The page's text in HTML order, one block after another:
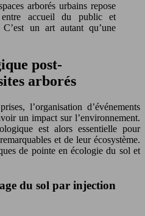
arborés urbains repose
accueil du public et
C’est un art autant qu’une
post-
arborés
l’organisation d’événements
un impact sur l’environnement.
est alors essentielle pour
et de leur écosystème.
de pointe en écologie du sol et
du sol par injection